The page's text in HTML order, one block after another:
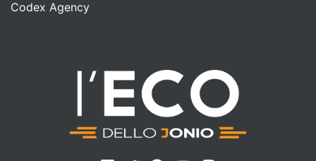
Codex Agency